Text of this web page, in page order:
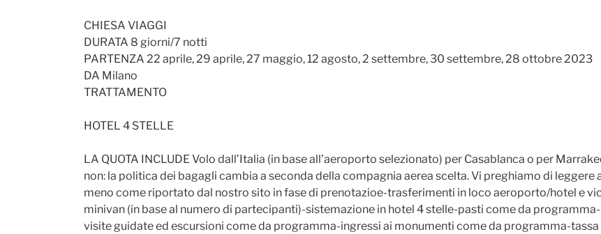
CHIESA VIAGGI
DURATA 8 giorni/7 notti
PARTENZA 22 aprile, 29 aprile, 27 maggio, 12 agosto, 2 settembre, 30 settembre, 28 ottobre 2023
DA Milano
TRATTAMENTO
HOTEL 4 STELLE
LA QUOTA INCLUDE Volo dall’Italia (in base all’aeroporto selezionato) per Casablanca o per
non: la politica dei bagagli cambia a seconda della compagnia aerea scelta. Vi preghiamo di
meno come riportato dal nostro sito in fase di prenotazioe-trasferimenti in loco aeroporto/hotel e
minivan (in base al numero di partecipanti)-sistemazione in hotel 4 stelle-pasti come da
visite guidate ed escursioni come da programma-ingressi ai monumenti come da programma-